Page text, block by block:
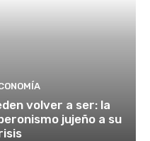
volver a ser: la
jujeño a su